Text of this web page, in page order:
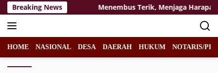
Langsung
ke
konten
Breaking News
Masa Depan Menembus Terik, Menjaga Harapan:
HOME NASIONAL DESA DAERAH HUKUM NOTARIS/